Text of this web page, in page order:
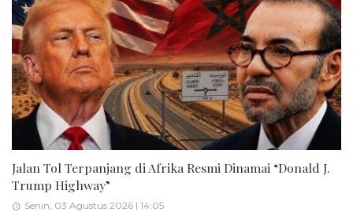
Jalan Tol Terpanjang di Afrika Resmi Dinamai “Donald J.
Trump Highway”
Senin, 03 Agustus 2026 | 14:05